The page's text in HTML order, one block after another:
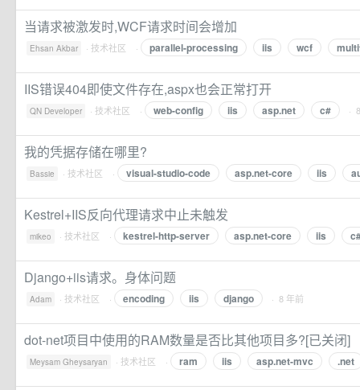
当请求被激发时,WCF请求时间会增加
Ehsan Akbar · 技术社区 · parallel-processing iis wcf
IIS错误404即使文件存在,aspx也会正常打开
QN Developer · 技术社区 · web-config iis asp.net c# ·
我的凭据存储在哪里?
Bassie · 技术社区 · visual-studio-code asp.net-core iis
Kestrel+IIS反向代理请求中止未触发
mikeo · 技术社区 · kestrel-http-server asp.net-core iis
Django+iis请求。身体问题
Adam · 技术社区 · encoding iis django · 8 年前
dot-net项目中使用的RAM数量是否比其他项目多?[已关闭]
Meysam Gheysaryan · 技术社区 · ram iis asp.net-mvc .net